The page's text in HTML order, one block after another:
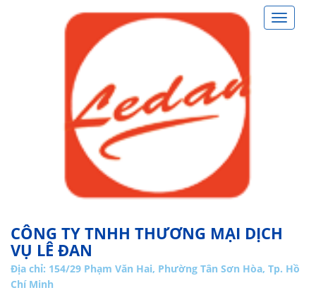
Toggle
CÔNG TY TNHH THƯƠNG MẠI DỊCH
VỤ LÊ ĐAN
Địa chỉ: 154/29 Phạm Văn Hai, Phường Tân Sơn Hòa, Tp. Hồ
Chí Minh